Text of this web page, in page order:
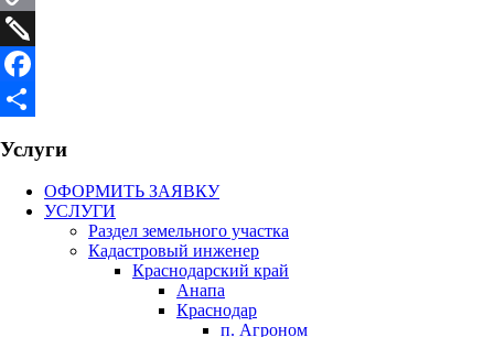
Copy
Link
Twiddla
Facebook
Услуги
ОФОРМИТЬ ЗАЯВКУ
УСЛУГИ
Раздел земельного участка
Кадастровый инженер
Краснодарский край
Анапа
Краснодар
п. Агроном